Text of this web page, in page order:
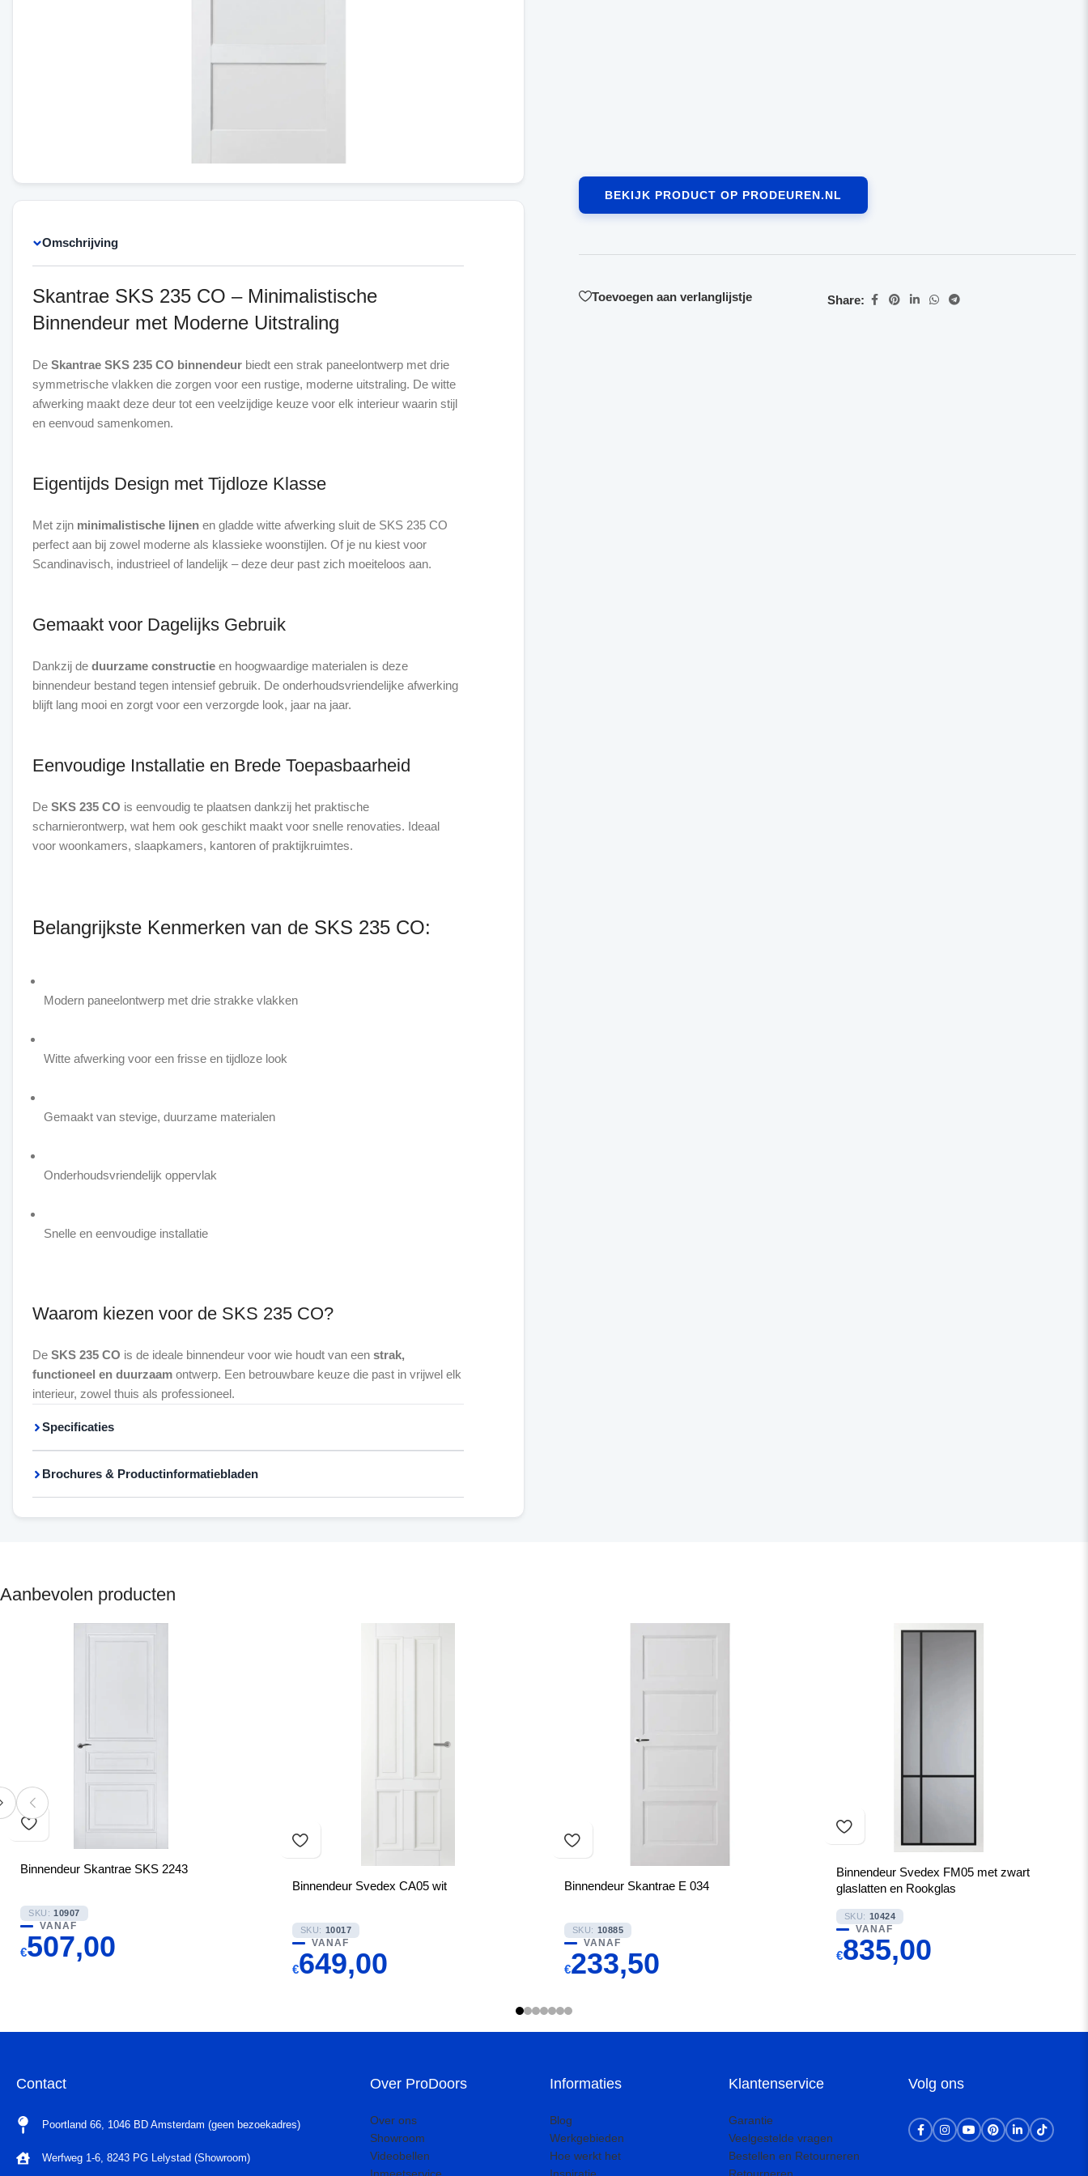
Omschrijving
Skantrae SKS 235 CO – Minimalistische
Binnendeur met Moderne Uitstraling
De Skantrae SKS 235 CO binnendeur biedt een strak paneelontwerp met drie
symmetrische vlakken die zorgen voor een rustige, moderne uitstraling. De witte
afwerking maakt deze deur tot een veelzijdige keuze voor elk interieur waarin stijl
en eenvoud samenkomen.
Eigentijds Design met Tijdloze Klasse
Met zijn minimalistische lijnen en gladde witte afwerking sluit de SKS 235 CO
perfect aan bij zowel moderne als klassieke woonstijlen. Of je nu kiest voor
Scandinavisch, industrieel of landelijk – deze deur past zich moeiteloos aan.
Gemaakt voor Dagelijks Gebruik
Dankzij de duurzame constructie en hoogwaardige materialen is deze
binnendeur bestand tegen intensief gebruik. De onderhoudsvriendelijke afwerking
blijft lang mooi en zorgt voor een verzorgde look, jaar na jaar.
Eenvoudige Installatie en Brede Toepasbaarheid
De SKS 235 CO is eenvoudig te plaatsen dankzij het praktische
scharnierontwerp, wat hem ook geschikt maakt voor snelle renovaties. Ideaal
voor woonkamers, slaapkamers, kantoren of praktijkruimtes.
Belangrijkste Kenmerken van de SKS 235 CO:
Modern paneelontwerp met drie strakke vlakken
Witte afwerking voor een frisse en tijdloze look
Gemaakt van stevige, duurzame materialen
Onderhoudsvriendelijk oppervlak
Snelle en eenvoudige installatie
Waarom kiezen voor de SKS 235 CO?
De SKS 235 CO is de ideale binnendeur voor wie houdt van een strak,
functioneel en duurzaam ontwerp. Een betrouwbare keuze die past in vrijwel elk
interieur, zowel thuis als professioneel.
Specificaties
Brochures & Productinformatiebladen
BEKIJK PRODUCT OP PRODEUREN.NL
Toevoegen aan verlanglijstje Share:
Aanbevolen producten
Binnendeur Skantrae SKS 2243
SKU: 10907
VANAF
€507,00
Binnendeur Svedex CA05 wit
SKU: 10017
VANAF
€649,00
Binnendeur Skantrae E 034
SKU: 10885
VANAF
€233,50
Binnendeur Svedex FM05 met zwart
glaslatten en Rookglas
SKU: 10424
VANAF
€835,00
Contact
Poortland 66, 1046 BD Amsterdam (geen bezoekadres)
Werfweg 1-6, 8243 PG Lelystad (Showroom)
Over ProDoors
Over ons
Showroom
Videobellen
Informaties
Blog
Werkgebieden
Hoe werkt het
Klantenservice
Garantie
Veelgestelde vragen
Bestellen en Retourneren
Volg ons